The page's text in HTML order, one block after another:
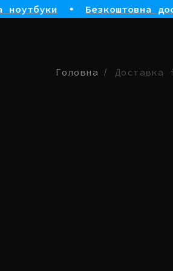
Безкоштовна
Головна / Доставка